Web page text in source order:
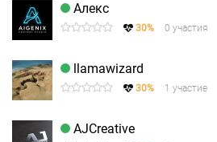
Алекс
30% 0 участия
llamawizard
30% 1 участие
AJCreative